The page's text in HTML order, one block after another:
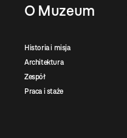
O Muzeum
Historia i misja
Architektura
Zespół
Praca i staże